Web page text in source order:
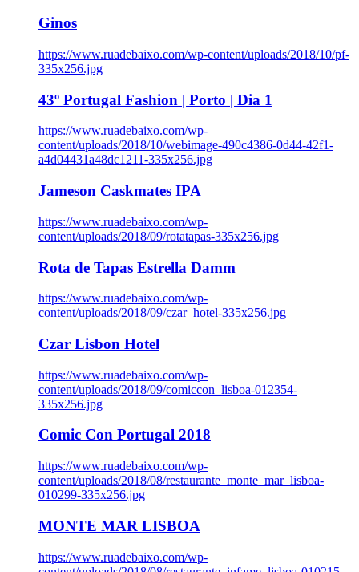
Ginos
https://www.ruadebaixo.com/wp-content/uploads/2018/10/pf-
335x256.jpg
43º Portugal Fashion | Porto | Dia 1
https://www.ruadebaixo.com/wp-
content/uploads/2018/10/webimage-490c4386-0d44-42f1-
a4d04431a48dc1211-335x256.jpg
Jameson Caskmates IPA
https://www.ruadebaixo.com/wp-
content/uploads/2018/09/rotatapas-335x256.jpg
Rota de Tapas Estrella Damm
https://www.ruadebaixo.com/wp-
content/uploads/2018/09/czar_hotel-335x256.jpg
Czar Lisbon Hotel
https://www.ruadebaixo.com/wp-
content/uploads/2018/09/comiccon_lisboa-012354-
335x256.jpg
Comic Con Portugal 2018
https://www.ruadebaixo.com/wp-
content/uploads/2018/08/restaurante_monte_mar_lisboa-
010299-335x256.jpg
MONTE MAR LISBOA
https://www.ruadebaixo.com/wp-